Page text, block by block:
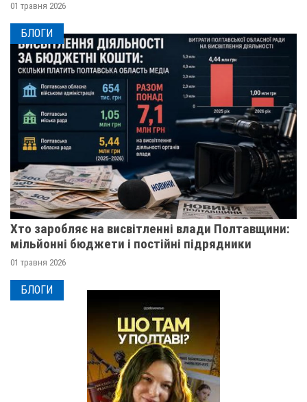
01 травня 2026
БЛОГИ
Хто заробляє на висвітленні влади Полтавщини:
мільйонні бюджети і постійні підрядники
01 травня 2026
БЛОГИ